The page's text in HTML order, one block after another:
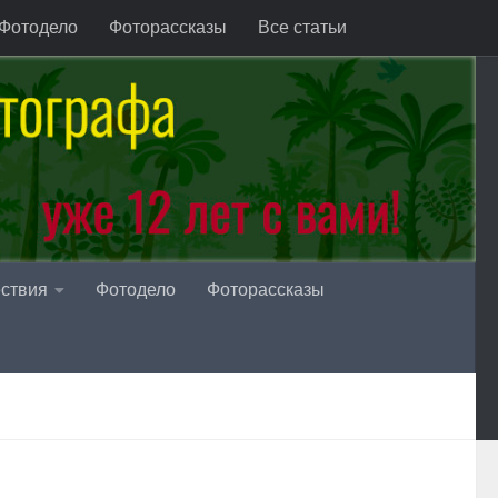
Фоторассказы Все статьи
Фотодело Фоторассказы